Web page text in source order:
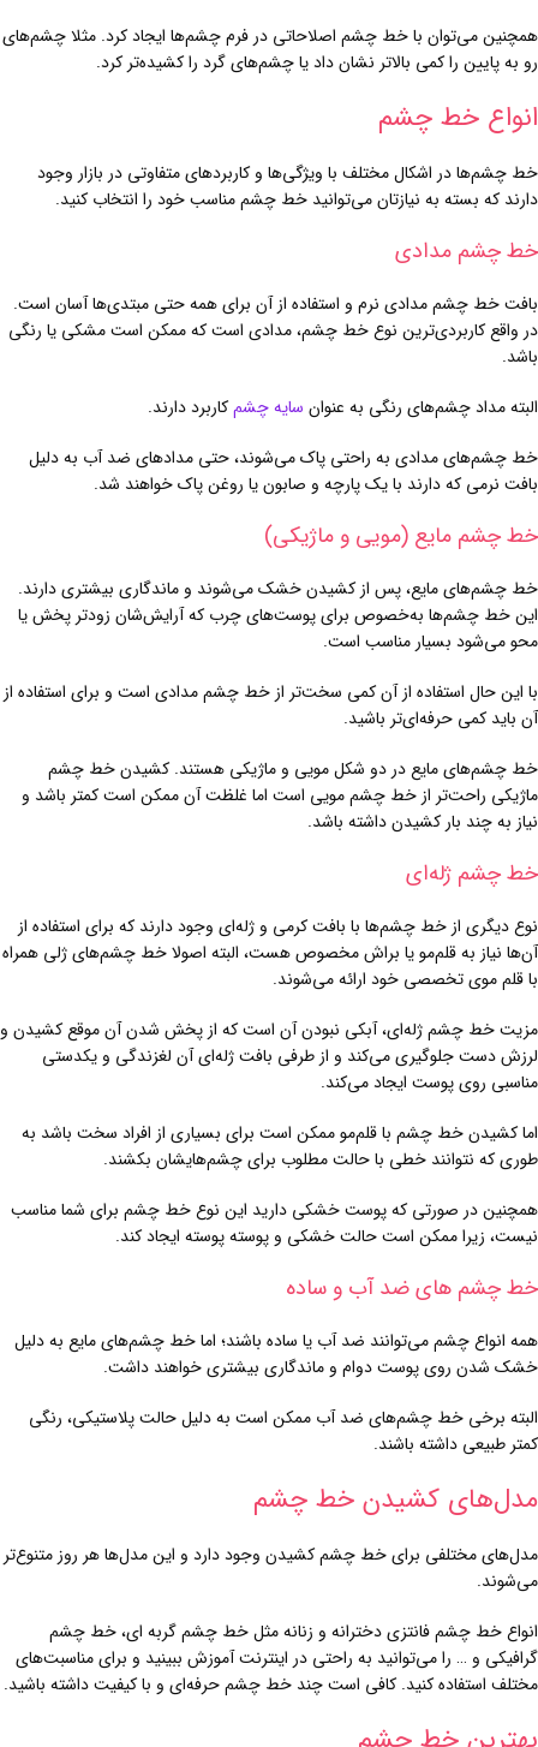
همچنین می‌توان با خط چشم اصلاحاتی در فرم چشم‌ها ایجاد کرد. مثلا چشم‌های
رو به پایین را کمی بالاتر نشان داد یا چشم‌های گرد را کشیده‌تر کرد.
انواع خط چشم
خط چشم‌ها در اشکال مختلف با ویژگی‌ها و کاربردهای متفاوتی در بازار وجود
دارند که بسته به نیازتان می‌توانید خط چشم مناسب خود را انتخاب کنید.
خط چشم مدادی
بافت خط چشم مدادی نرم و استفاده از آن برای همه حتی مبتدی‌ها آسان است.
در واقع کاربردی‌ترین نوع خط چشم، مدادی است که ممکن است مشکی یا رنگی
باشد.
البته مداد چشم‌های رنگی به عنوان سایه چشمکاربرد دارند.
خط چشم‌های مدادی به راحتی پاک می‌شوند، حتی مدادهای ضد آب به دلیل
بافت نرمی که دارند با یک پارچه و صابون یا روغن پاک خواهند شد.
خط چشم مایع (مویی و ماژیکی)
خط چشم‌های مایع، پس از کشیدن خشک می‌شوند و ماندگاری بیشتری دارند.
این خط چشم‌ها به‌خصوص برای پوست‌های چرب که آرایش‌شان زودتر پخش یا
محو می‌شود بسیار مناسب است.
با این حال استفاده از آن کمی سخت‌تر از خط چشم مدادی است و برای استفاده از
آن باید کمی حرفه‌ای‌تر باشید.
خط چشم‌های مایع در دو شکل مویی و ماژیکی هستند. کشیدن خط چشم
ماژیکی راحت‌تر از خط چشم مویی است اما غلظت آن ممکن است کمتر باشد و
نیاز به چند بار کشیدن داشته باشد.
خط چشم ژله‌ای
نوع دیگری از خط چشم‌ها با بافت کرمی و ژله‌ای وجود دارند که برای استفاده از
آن‌ها نیاز به قلم‌مو یا براش مخصوص هست، البته اصولا خط چشم‌های ژلی همراه
با قلم موی تخصصی خود ارائه می‌شوند.
مزیت خط چشم ژله‌ای، آبکی نبودن آن است که از پخش شدن آن موقع کشیدن و
لرزش دست جلوگیری می‌کند و از طرفی بافت ژله‌ای آن لغزندگی و یکدستی
مناسبی روی پوست ایجاد می‌کند.
اما کشیدن خط چشم با قلم‌مو ممکن است برای بسیاری از افراد سخت باشد به
طوری که نتوانند خطی با حالت مطلوب برای چشم‌هایشان بکشند.
همچنین در صورتی که پوست خشکی دارید این نوع خط چشم برای شما مناسب
نیست، زیرا ممکن است حالت خشکی و پوسته پوسته ایجاد کند.
خط چشم های ضد آب و ساده
همه انواع چشم می‌توانند ضد آب یا ساده باشند؛ اما خط چشم‌های مایع به دلیل
خشک شدن روی پوست دوام و ماندگاری بیشتری خواهند داشت.
البته برخی خط چشم‌های ضد آب ممکن است به دلیل حالت پلاستیکی، رنگی
کمتر طبیعی داشته باشند.
مدل‌های کشیدن خط چشم
مدل‌های مختلفی برای خط چشم کشیدن وجود دارد و این مدل‌ها هر روز متنوع‌تر
می‌شوند.
انواع خط چشم فانتزی دخترانه و زنانه مثل خط چشم گربه ای، خط چشم
گرافیکی و … را می‌توانید به راحتی در اینترنت آموزش ببینید و برای مناسبت‌های
مختلف استفاده کنید. کافی است چند خط چشم‌ حرفه‌ای و با کیفیت داشته باشید.